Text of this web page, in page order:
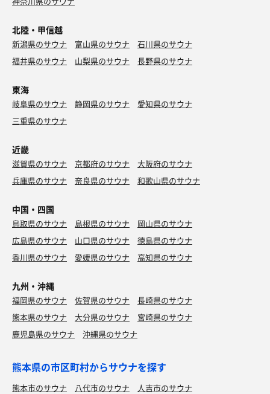
北陸・甲信越
新潟県のサウナ 富山県のサウナ
石川県のサウナ
福井県のサウナ
山梨県のサウナ 長野県のサウナ
東海
岐阜県のサウナ 静岡県のサウナ
愛知県のサウナ
三重県のサウナ
近畿
滋賀県のサウナ 京都府のサウナ
大阪府のサウナ
兵庫県のサウナ
奈良県のサウナ 和歌山県のサウナ
中国・四国
鳥取県のサウナ 島根県のサウナ
岡山県のサウナ
広島県のサウナ
山口県のサウナ
徳島県のサウナ
香川県のサウナ
愛媛県のサウナ 高知県のサウナ
九州・沖縄
福岡県のサウナ 佐賀県のサウナ
長崎県のサウナ
熊本県のサウナ
大分県のサウナ
宮崎県のサウナ
鹿児島県のサウナ
沖縄県のサウナ
熊本県の市区町村からサウナを探す
熊本市のサウナ 八代市のサウナ
人吉市のサウナ